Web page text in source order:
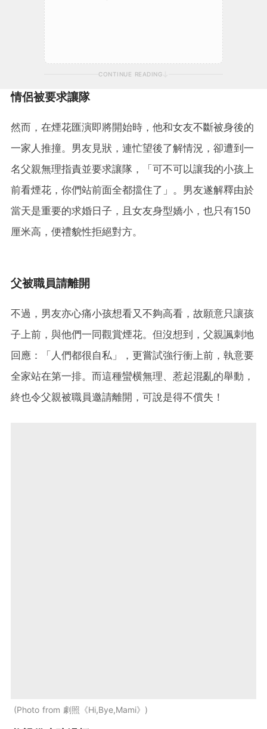
CONTINUE READING
情侶被要求讓隊
然而，在煙花匯演即將開始時，他和女友不斷被身後的
一家人推撞。男友見狀，連忙望後了解情況，卻遭到一
名父親無理指責並要求讓隊，「可不可以讓我的小孩上
前看煙花，你們站前面全都擋住了」。男友遂解釋由於
當天是重要的求婚日子，且女友身型嬌小，也只有150
厘米高，便禮貌性拒絕對方。
父被職員請離開
不過，男友亦心痛小孩想看又不夠高看，故願意只讓孩
子上前，與他們一同觀賞煙花。但沒想到，父親諷刺地
回應：「人們都很自私」，更嘗試強行衝上前，執意要
全家站在第一排。而這種蠻横無理、惹起混亂的舉動，
終也令父親被職員邀請離開，可說是得不償失！
Photo from 劇照《Hi,Bye,Mami》